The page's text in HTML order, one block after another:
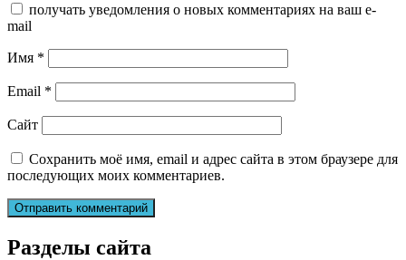
получать уведомления о новых комментариях на ваш e-
mail
Имя *
Email *
Сайт
Сохранить моё имя, email и адрес сайта в этом браузере для
последующих моих комментариев.
Разделы сайта